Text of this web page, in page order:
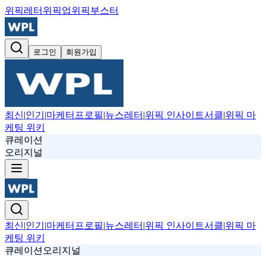
위픽레터 위픽업위픽부스터
로그인 회원가입
최신|인기 |마케터프로필|뉴스레터 |위픽 인사이트서클|위픽 마
케팅 위키
큐레이션
오리지널
최신|인기 |마케터프로필|뉴스레터 |위픽 인사이트서클|위픽 마
케팅 위키
큐레이션 오리지널